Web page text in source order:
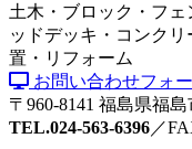
土木・ブロック・フ
ッドデッキ・コンク
置・リフォーム
お問い合わせフォ
〒960-8141 福島県福
TEL.024-563-6396／